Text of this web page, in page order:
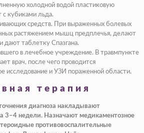
холодной водой пластиковую
кубиками льда.
средств. При выраженных болевых
растяжением мышц предплечья, делают
дают таблетку Спазгана.
в лечебное учреждение. В травмпункте
врач, после чего проводится
исследование и УЗИ пораженной области.
терапия
диагноза накладывают
3–4 недели. Назначают медикаментозное
противовоспалительные